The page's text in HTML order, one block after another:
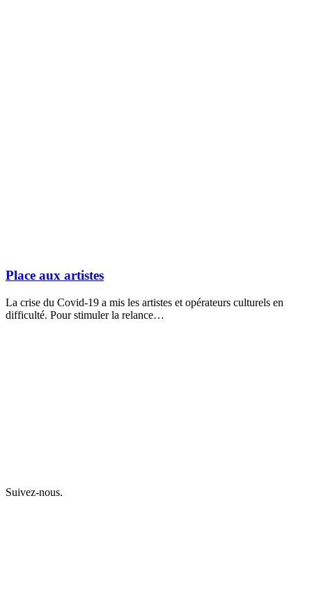
Place aux artistes
La crise du Covid-19 a mis les artistes et opérateurs culturels en
difficulté. Pour stimuler la relance…
Suivez-nous.